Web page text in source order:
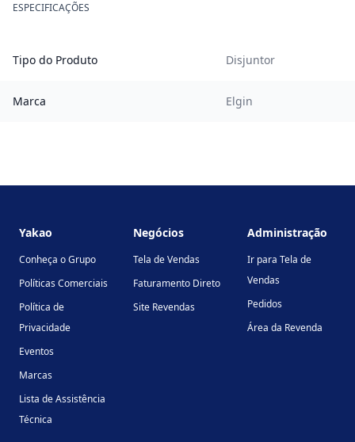
ESPECIFICAÇÕES
Tipo do Produto Disjuntor
Marca Elgin
Yakao
Conheça o Grupo
Políticas Comerciais
Política de
Privacidade
Eventos
Marcas
Lista de Assistência
Técnica
Negócios
Tela de Vendas
Faturamento Direto
Site Revendas
Administração
Ir para Tela de
Vendas
Pedidos
Área da Revenda